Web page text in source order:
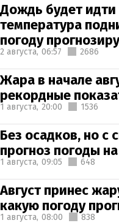
Дождь будет идти
температура
погоду
2 августа, 06:57 2686
Жара в начале
рекордные
1 августа, 20:00 1536
Без осадков, но с
прогноз погоды на
1 августа, 09:05 648
Август принес
какую погоду
1 августа, 08:00 838